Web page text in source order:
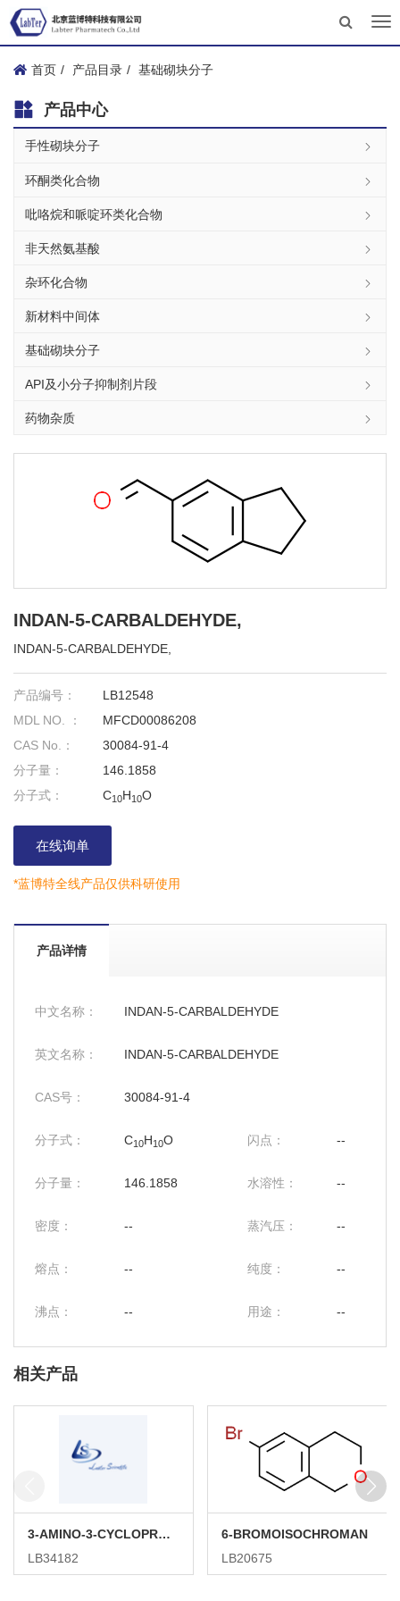
首页
产品目录 基础砌块分子
产品中心
手性砌块分子
环酮类化合物
吡咯烷和哌啶环类化合物
非天然氨基酸
杂环化合物
新材料中间体
基础砌块分子
API及小分子抑制剂片段
药物杂质
INDAN-5-CARBALDEHYDE,
INDAN-5-CARBALDEHYDE,
产品编号：
LB12548
MDL NO. ：
MFCD00086208
CAS No.：
30084-91-4
分子量：
146.1858
分子式：
C10H10O
在线询单
*蓝博特全线产品仅供科研使用
产品详情
中文名称： INDAN-5-CARBALDEHYDE
英文名称： INDAN-5-CARBALDEHYDE
CAS号： 30084-91-4
分子式： C10H10O 闪点： --
分子量： 146.1858 水溶性： --
密度： -- 蒸汽压： --
熔点： -- 纯度： --
沸点： -- 用途： --
相关产品
3-AMINO-3-CYCLOPROPYLPROPANENITRILE HYDROCHLORIDE
LB34182
6-BROMOISOCHROMAN
LB20675